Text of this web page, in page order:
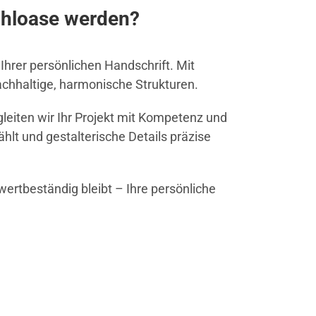
werden?
persönlichen Handschrift. Mit
harmonische Strukturen.
wir Ihr Projekt mit Kompetenz und
und gestalterische Details präzise
bleibt – Ihre persönliche